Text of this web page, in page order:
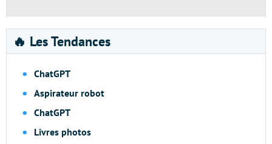
🔥 Les Tendances
ChatGPT
Aspirateur robot
ChatGPT
Livres photos